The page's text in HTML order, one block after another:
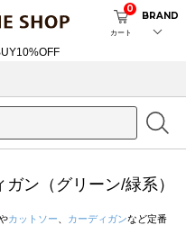
カート
0
BRAND
ン（グリーン/緑系）
カットソー カーディガンなど定番